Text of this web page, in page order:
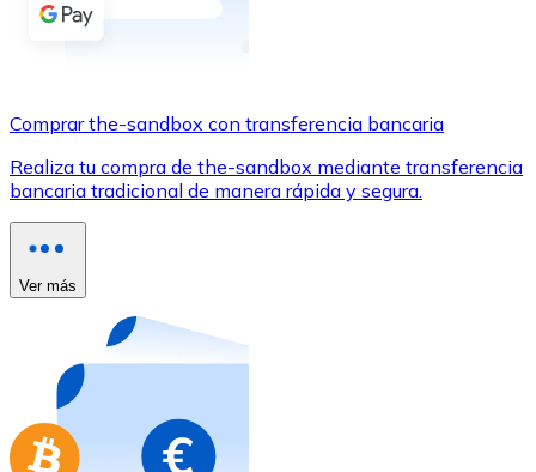
Transferencia SEPA
Utiliza tarjetas Visa y Mastercard para comprar
Comprar con tarjeta
Compra tarjetas regalo de tus marcas favoritas con
Ir a la tienda de tarjetas regalo
Comprar the-sandbox con transferencia bancaria
Realiza tu compra de the-sandbox mediante transferencia
bancaria tradicional de manera rápida y segura.
Ver más